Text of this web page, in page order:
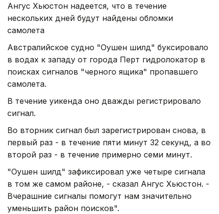
Ангус Хьюстон надеется, что в течение
нескольких дней будут найдены обломки
самолета
Австралийское судно "Оушен шилд" буксировало
в водах к западу от города Перт гидролокатор в
поисках сигналов "черного ящика" пропавшего
самолета.
В течение уикенда оно дважды регистрировало
сигнал.
Во вторник сигнал был зарегистрирован снова, в
первый раз - в течение пяти минут 32 секунд, а во
второй раз - в течение примерно семи минут.
"Оушен шилд" зафиксировал уже четыре сигнала
в том же самом районе, - сказал Ангус Хьюстон. -
Вчерашние сигналы помогут нам значительно
уменьшить район поисков".